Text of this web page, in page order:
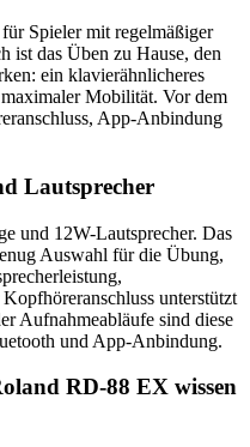
Spieler mit regelmäßiger
ist das Üben zu Hause, den
ein klavierähnlicheres
Mobilität. Vor dem
App-Anbindung
Lautsprecher
und 12W-Lautsprecher. Das
Auswahl für die Übung,
unterstützt
Aufnahmeabläufe sind diese
und App-Anbindung.
RD-88 EX wissen